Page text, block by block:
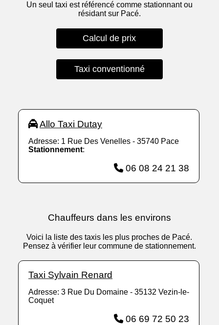
Un seul taxi est référencé comme stationnant ou
résidant sur Pacé.
Calcul de prix
Taxi conventionné
Allo Taxi Dutay
Adresse: 1 Rue Des Venelles - 35740 Pace
Stationnement:
06 08 24 21 38
Chauffeurs dans les environs
Voici la liste des taxis les plus proches de Pacé.
Pensez à vérifier leur commune de stationnement.
Taxi Sylvain Renard
Adresse: 3 Rue Du Domaine - 35132 Vezin-le-
Coquet
06 69 72 50 23